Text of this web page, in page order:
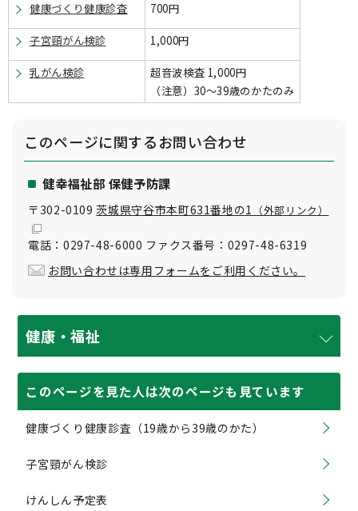
健康づくり健康診査
700円
子宮頸がん検診 1,000円
乳がん検診
超音波検査 1,000円
（注意）30～39歳のかたのみ
このページに関するお問い合わせ
健幸福祉部 保健予防課
〒302-0109茨城県守谷市本町631番地の1 （外部リンク）
電話：0297-48-6000 ファクス番号：0297-48-6319
お問い合わせは専用フォームをご利用ください。
健康・福祉
このページを見た人は次のページも見ています
健康づくり健康診査（19歳から39歳のかた）
子宮頸がん検診
けんしん予定表